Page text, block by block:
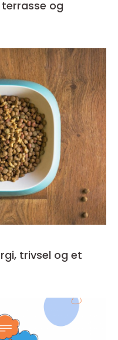
og
trivsel og et